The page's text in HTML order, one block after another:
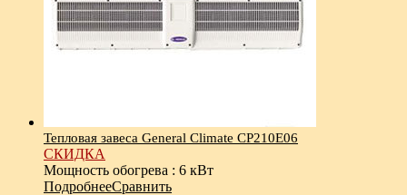
Тепловая завеса General Climate CP210E06
СКИДКА
Мощность обогрева : 6 кВт
ПодробнееСравнить